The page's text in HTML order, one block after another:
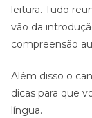
leitura. Tudo
vão da
compreensão
Além disso o
dicas para que
língua.